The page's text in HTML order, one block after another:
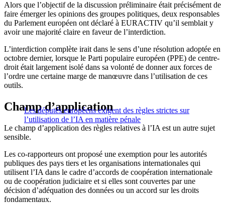
Alors que l’objectif de la discussion préliminaire était précisément de
faire émerger les opinions des groupes politiques, deux responsables
du Parlement européen ont déclaré à EURACTIV qu’il semblait y
avoir une majorité claire en faveur de l’interdiction.
L’interdiction complète irait dans le sens d’une résolution adoptée en
octobre dernier, lorsque le Parti populaire européen (PPE) de centre-
droit était largement isolé dans sa volonté de donner aux forces de
l’ordre une certaine marge de manœuvre dans l’utilisation de ces
outils.
Les députés européens exigent des règles strictes sur
l’utilisation de l’IA en matière pénale
Champ d’application
Le champ d’application des règles relatives à l’IA est un autre sujet
sensible.
Les co-rapporteurs ont proposé une exemption pour les autorités
publiques des pays tiers et les organisations internationales qui
utilisent l’IA dans le cadre d’accords de coopération internationale
ou de coopération judiciaire et si elles sont couvertes par une
décision d’adéquation des données ou un accord sur les droits
fondamentaux.